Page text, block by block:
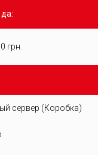
грн.
сервер (Коробка)